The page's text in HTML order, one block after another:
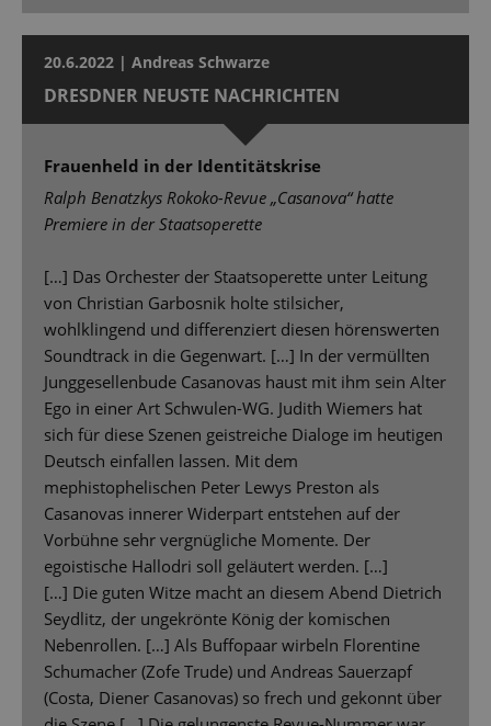
20.6.2022 | Andreas Schwarze
DRESDNER NEUSTE NACHRICHTEN
Frauenheld in der Identitätskrise
Ralph Benatzkys Rokoko-Revue „Casanova“ hatte
Premiere in der Staatsoperette
[…] Das Orchester der Staatsoperette unter Leitung
von Christian Garbosnik holte stilsicher,
wohlklingend und differenziert diesen hörenswerten
Soundtrack in die Gegenwart. […] In der vermüllten
Junggesellenbude Casanovas haust mit ihm sein Alter
Ego in einer Art Schwulen-WG. Judith Wiemers hat
sich für diese Szenen geistreiche Dialoge im heutigen
Deutsch einfallen lassen. Mit dem
mephistophelischen Peter Lewys Preston als
Casanovas innerer Widerpart entstehen auf der
Vorbühne sehr vergnügliche Momente. Der
egoistische Hallodri soll geläutert werden. […]
[…] Die guten Witze macht an diesem Abend Dietrich
Seydlitz, der ungekrönte König der komischen
Nebenrollen. […] Als Buffopaar wirbeln Florentine
Schumacher (Zofe Trude) und Andreas Sauerzapf
(Costa, Diener Casanovas) so frech und gekonnt über